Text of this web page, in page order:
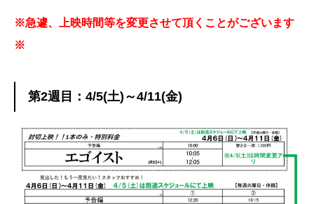
※急遽、上映時間等を変更させて頂くことがございます
※
第2週目：4/5(土)～4/11(金)